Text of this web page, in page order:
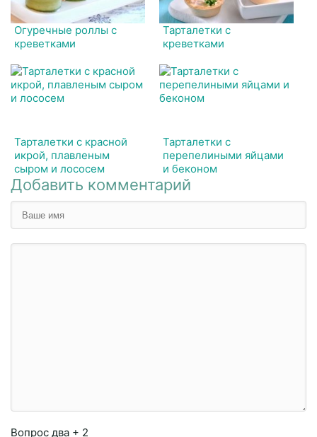
Огуречные роллы с
креветками
Тарталетки с
креветками
Тарталетки с красной
икрой, плавленым
сыром и лососем
Тарталетки с
перепелиными яйцами
и беконом
Добавить комментарий
Вопрос два + 2